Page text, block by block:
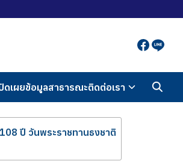
ดเผยข้อมูลสาธารณะติดต่อเรา
ปี วันพระราชทานธงชาติ